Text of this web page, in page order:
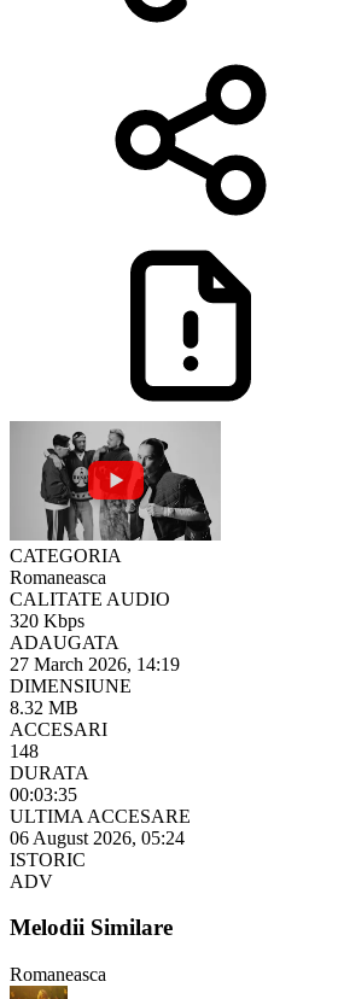
CATEGORIA
Romaneasca
CALITATE AUDIO
320 Kbps
ADAUGATA
27 March 2026, 14:19
DIMENSIUNE
8.32 MB
ACCESARI
148
DURATA
00:03:35
ULTIMA ACCESARE
06 August 2026, 05:24
ISTORIC
ADV
Melodii Similare
Romaneasca